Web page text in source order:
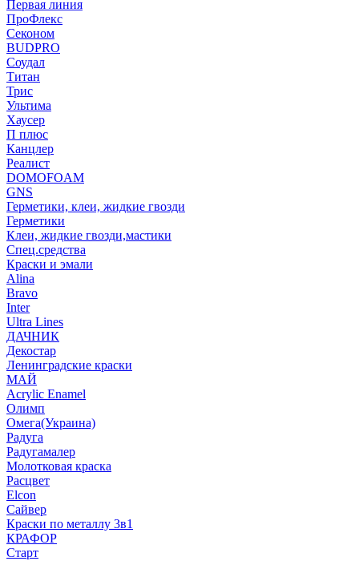
Первая линия
ПроФлекс
Секоном
BUDPRO
Соудал
Титан
Трис
Ультима
Хаусер
П плюс
Канцлер
Реалист
DOMOFOAM
GNS
Герметики, клеи, жидкие гвозди
Герметики
Клеи, жидкие гвозди,мастики
Спец.средства
Краски и эмали
Alina
Bravo
Inter
Ultra Lines
ДАЧНИК
Декостар
Ленинградские краски
МАЙ
Acrylic Enamel
Олимп
Омега(Украина)
Радуга
Радугамалер
Молотковая краска
Расцвет
Elcon
Сайвер
Краски по металлу 3в1
КРАФОР
Старт